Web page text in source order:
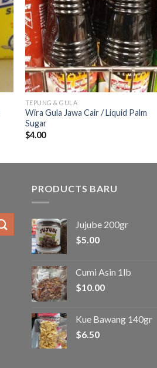
TEPUNG & GULA
Wira Gula Jawa Cair / Liquid Palm
Sugar
$4.00
PRODUCTS BARU
Jujube 200gr
$5.00
Cumi Asin 1lb
$10.00
Kue Bawang 140gr
$6.50